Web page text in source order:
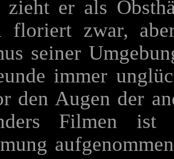
zieht er als
floriert zwar,
seiner
immer
den Augen der
Filmen